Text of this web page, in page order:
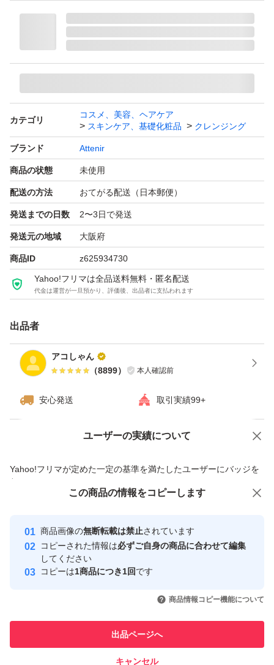
カテゴリ
コスメ、美容、ヘアケア
スキンケア、基礎化粧品
クレンジング
ブランド Attenir
商品の状態 未使用
配送の方法 おてがる配送（日本郵便）
発送までの日数 2〜3日で発送
発送元の地域 大阪府
商品ID z625934730
Yahoo!フリマは全品送料無料・匿名配送
代金は運営が一旦預かり、評価後、出品者に支払われます
出品者
アコしゃん
（8899） 本人確認前
安心発送 取引実績99+
ユーザーの実績について
Yahoo!フリマが定めた一定の基準を満たしたユーザーにバッジを
付与しています
安心取引出品者
心・安全なユーザーです
取引実績
引を完了させた実績があります
での取引実績があります
価格の相談 商品への質問
この商品の情報をコピーします
商品画像の無断転載は禁止されています
コピーされた情報は必ずご自身の商品に合わせて編集
してください
コピーは1商品につき1回です
商品情報コピー機能について
出品ページへ
キャンセル
この商品をみている人にオススメ